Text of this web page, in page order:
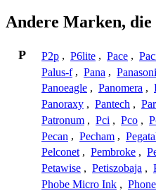
Andere Marken,
P P2p , P6lite , Pace ,
Palus-f , Pana ,
Panoeagle , Panomera ,
Panoraxy , Pantech ,
Patronum , Pci , Pco ,
Pecan , Pecham ,
Pelconet , Pembroke ,
Petawise , Petiszobaja ,
Phobe Micro Ink ,